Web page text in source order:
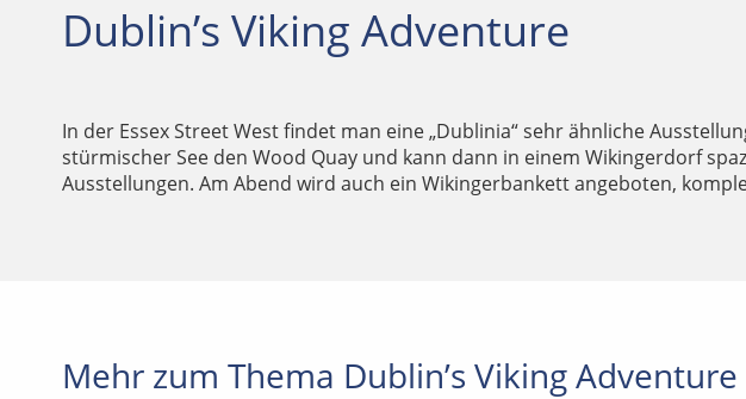
Dublin’s Viking Adventure
In der Essex Street West findet man eine „Dublinia“ sehr ähnliche
stürmischer See den Wood Quay und kann dann in einem Wikingerdorf
Ausstellungen. Am Abend wird auch ein Wikingerbankett angeboten,
Mehr zum Thema Dublin’s Viking Adventure